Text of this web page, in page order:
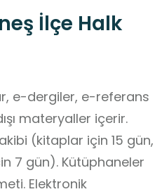
İlçe Halk
e-dergiler, e-referans
materyaller içerir.
(kitaplar için 15 gün,
7 gün). Kütüphaneler
Elektronik